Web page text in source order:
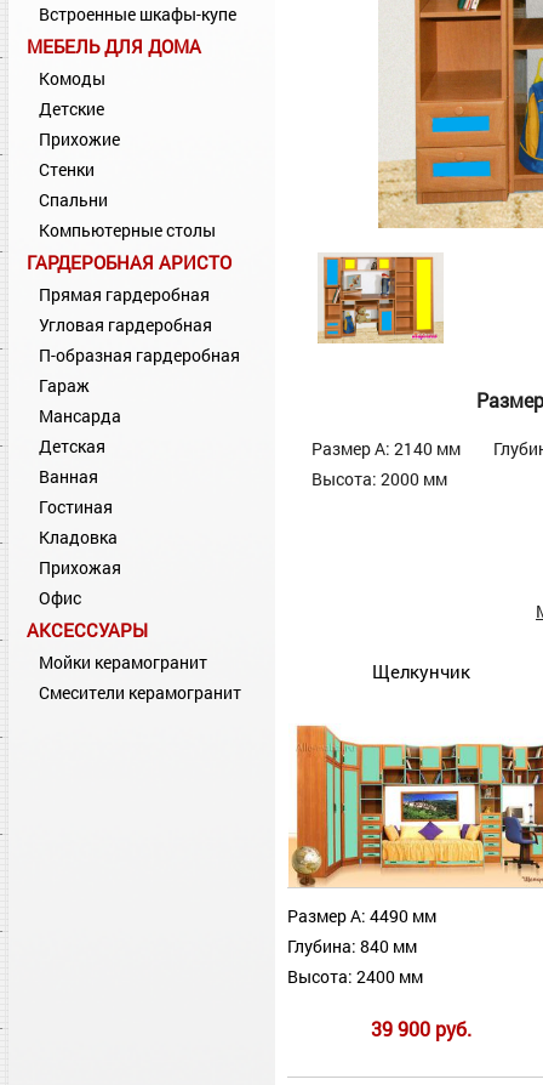
Встроенные шкафы-купе
МЕБЕЛЬ ДЛЯ ДОМА
Комоды
Детские
Прихожие
Стенки
Спальни
Компьютерные столы
ГАРДЕРОБНАЯ АРИСТО
Прямая гардеробная
Угловая гардеробная
П-образная гардеробная
Гараж
Мансарда
Детская
Ванная
Гостиная
Кладовка
Прихожая
Офис
АКСЕССУАРЫ
Мойки керамогранит
Смесители керамогранит
Размер А: 2140 мм
Высота: 2000 мм
Щелкунчик
Размер А: 4490 мм
Глубина: 840 мм
Высота: 2400 мм
39 900 руб.